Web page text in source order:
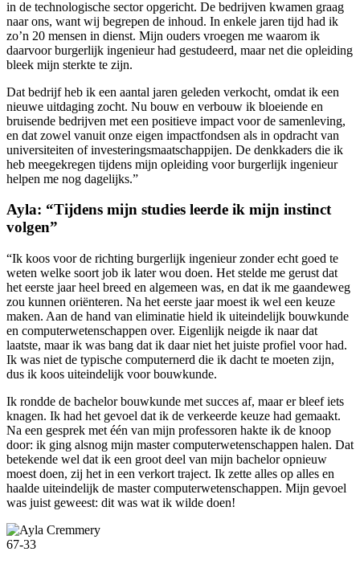
in de technologische sector opgericht. De bedrijven kwamen graag
naar ons, want wij begrepen de inhoud. In enkele jaren tijd had ik
zo’n 20 mensen in dienst. Mijn ouders vroegen me waarom ik
daarvoor burgerlijk ingenieur had gestudeerd, maar net die opleiding
bleek mijn sterkte te zijn.
Dat bedrijf heb ik een aantal jaren geleden verkocht, omdat ik een
nieuwe uitdaging zocht. Nu bouw en verbouw ik bloeiende en
bruisende bedrijven met een positieve impact voor de samenleving,
en dat zowel vanuit onze eigen impactfondsen als in opdracht van
universiteiten of investeringsmaatschappijen. De denkkaders die ik
heb meegekregen tijdens mijn opleiding voor burgerlijk ingenieur
helpen me nog dagelijks.”
Ayla: “Tijdens mijn studies leerde ik mijn instinct
volgen”
“Ik koos voor de richting burgerlijk ingenieur zonder echt goed te
weten welke soort job ik later wou doen. Het stelde me gerust dat
het eerste jaar heel breed en algemeen was, en dat ik me gaandeweg
zou kunnen oriënteren. Na het eerste jaar moest ik wel een keuze
maken. Aan de hand van eliminatie hield ik uiteindelijk bouwkunde
en computerwetenschappen over. Eigenlijk neigde ik naar dat
laatste, maar ik was bang dat ik daar niet het juiste profiel voor had.
Ik was niet de typische computernerd die ik dacht te moeten zijn,
dus ik koos uiteindelijk voor bouwkunde.
Ik rondde de bachelor bouwkunde met succes af, maar er bleef iets
knagen. Ik had het gevoel dat ik de verkeerde keuze had gemaakt.
Na een gesprek met één van mijn professoren hakte ik de knoop
door: ik ging alsnog mijn master computerwetenschappen halen. Dat
betekende wel dat ik een groot deel van mijn bachelor opnieuw
moest doen, zij het in een verkort traject. Ik zette alles op alles en
haalde uiteindelijk de master computerwetenschappen. Mijn gevoel
was juist geweest: dit was wat ik wilde doen!
67-33